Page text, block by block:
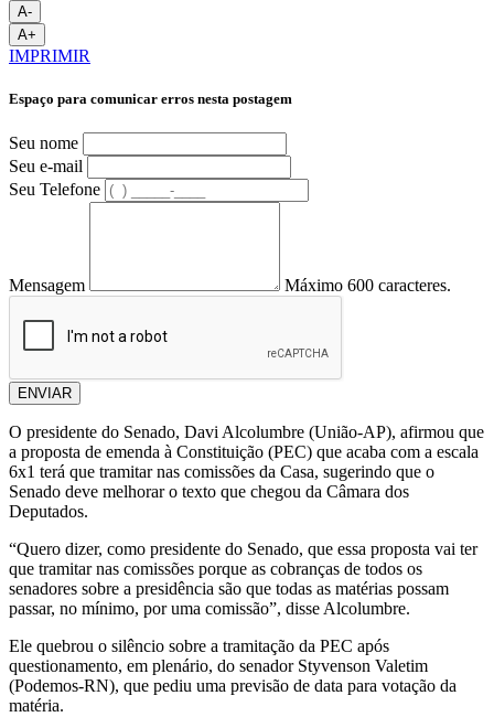
A-
A+
IMPRIMIR
Espaço para comunicar erros nesta postagem
Seu nome
Seu e-mail
Seu Telefone
Mensagem Máximo 600 caracteres.
ENVIAR
O presidente do Senado, Davi Alcolumbre (União-AP), afirmou que
a proposta de emenda à Constituição (PEC) que acaba com a escala
6x1 terá que tramitar nas comissões da Casa, sugerindo que o
Senado deve melhorar o texto que chegou da Câmara dos
Deputados.
“Quero dizer, como presidente do Senado, que essa proposta vai ter
que tramitar nas comissões porque as cobranças de todos os
senadores sobre a presidência são que todas as matérias possam
passar, no mínimo, por uma comissão”, disse Alcolumbre.
Ele quebrou o silêncio sobre a tramitação da PEC após
questionamento, em plenário, do senador Styvenson Valetim
(Podemos-RN), que pediu uma previsão de data para votação da
matéria.